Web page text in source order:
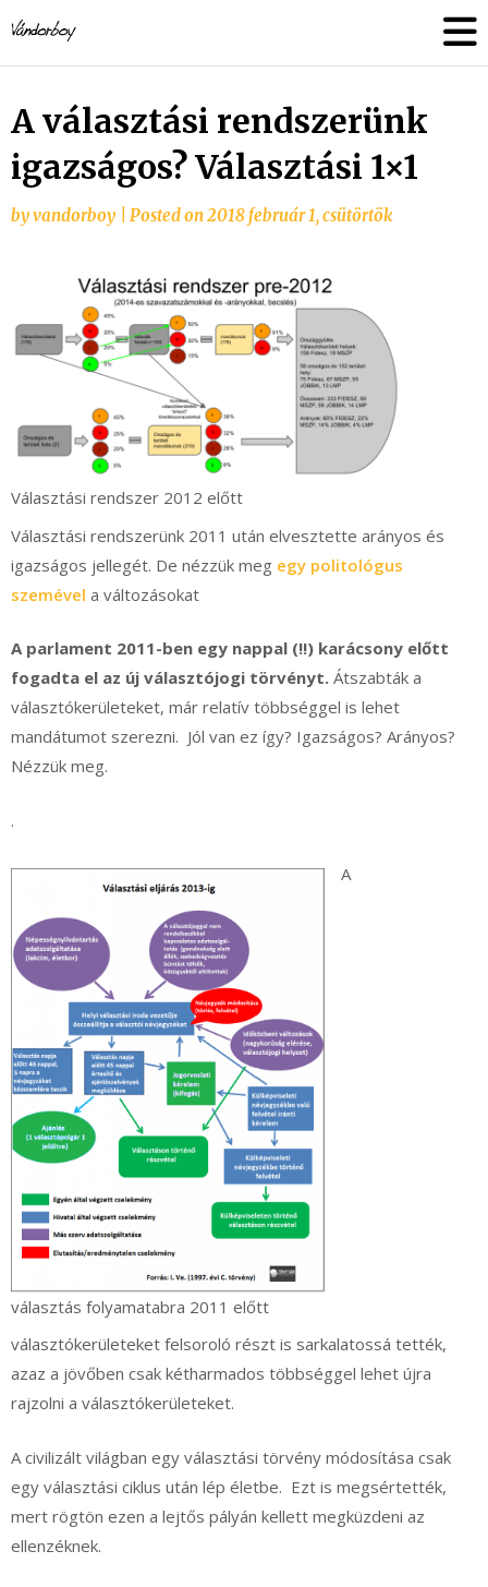
to
content
A választási rendszerünk
igazságos? Választási 1×1
byvandorboy Posted on2018 február 1, csütörtök
Választási rendszer 2012 előtt
Választási rendszerünk 2011 után elvesztette arányos és
igazságos jellegét. De nézzük meg egy politológus
szemével a változásokat
A parlament 2011-ben egy nappal (!!) karácsony előtt
fogadta el az új választójogi törvényt. Átszabták a
választókerületeket, már relatív többséggel is lehet
mandátumot szerezni. Jól van ez így? Igazságos? Arányos?
Nézzük meg.
.
választás folyamatabra 2011 előtt
A
választókerületeket felsoroló részt is sarkalatossá tették,
azaz a jövőben csak kétharmados többséggel lehet újra
rajzolni a választókerületeket.
A civilizált világban egy választási törvény módosítása csak
egy választási ciklus után lép életbe. Ezt is megsértették,
mert rögtön ezen a lejtős pályán kellett megküzdeni az
ellenzéknek.